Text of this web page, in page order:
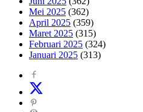
Mei 2025 (362)
April 2025 (359)
Maret 2025 (315)
Februari 2025 (324)
Januari 2025 (313)